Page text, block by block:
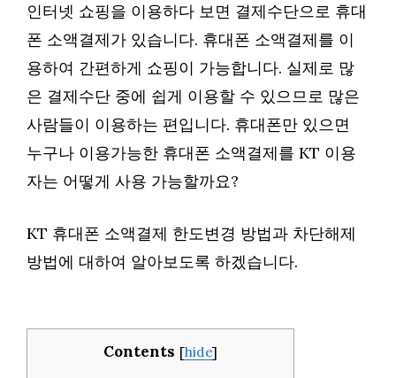
인터넷 쇼핑을 이용하다 보면 결제수단으로 휴대
폰 소액결제가 있습니다. 휴대폰 소액결제를 이
용하여 간편하게 쇼핑이 가능합니다. 실제로 많
은 결제수단 중에 쉽게 이용할 수 있으므로 많은
사람들이 이용하는 편입니다. 휴대폰만 있으면
누구나 이용가능한 휴대폰 소액결제를 KT 이용
자는 어떻게 사용 가능할까요?
KT 휴대폰 소액결제 한도변경 방법과 차단해제
방법에 대하여 알아보도록 하겠습니다.
Contents [hide]